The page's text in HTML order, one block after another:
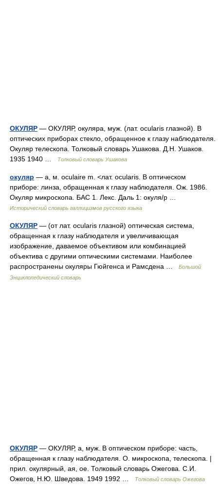
ОКУЛЯР — ОКУЛЯР, окуляра, муж. (лат. ocularis глазной). В
оптических приборах стекло, обращенное к глазу наблюдателя.
Окуляр телескопа. Толковый словарь Ушакова. Д.Н. Ушаков.
1935 1940 …
Толковый словарь Ушакова
окуляр — а, м. oculaire m. <лат. ocularis. В оптическом
приборе: линза, обращенная к глазу наблюдателя. Ож. 1986.
Окуляр микроскопа. БАС 1. Лекс. Даль 1: окуля/р …
Исторический словарь галлицизмов русского языка
ОКУЛЯР — (от лат. ocularis глазной) оптическая система,
обращенная к глазу наблюдателя и увеличивающая
изображение, даваемое объективом или комбинацией
объектива с другими оптическими системами. Наиболее
распространены окуляры Гюйгенса и Рамсдена …
Большой
Энциклопедический словарь
ОКУЛЯР — ОКУЛЯР, а, муж. В оптическом приборе: часть,
обращенная к глазу наблюдателя. О. микроскопа, телескопа. |
прил. окулярный, ая, ое. Толковый словарь Ожегова. С.И.
Ожегов, Н.Ю. Шведова. 1949 1992 …
Толковый словарь Ожегова